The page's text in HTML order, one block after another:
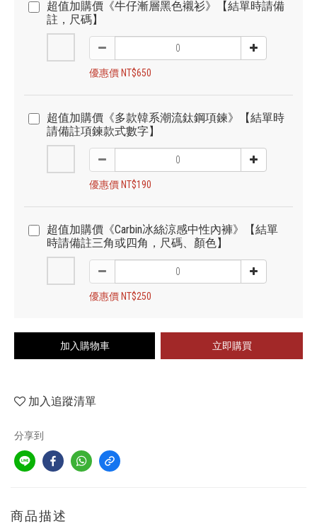
超值加購價《牛仔漸層黑色襯衫》【結單時請備
註，尺碼】
優惠價 NT$650
超值加購價《多款韓系潮流鈦鋼項鍊》【結單時
請備註項鍊款式數字】
優惠價 NT$190
超值加購價《Carbin冰絲涼感中性內褲》【結單
時請備註三角或四角，尺碼、顏色】
優惠價 NT$250
加入購物車 立即購買
加入追蹤清單
分享到
商品描述